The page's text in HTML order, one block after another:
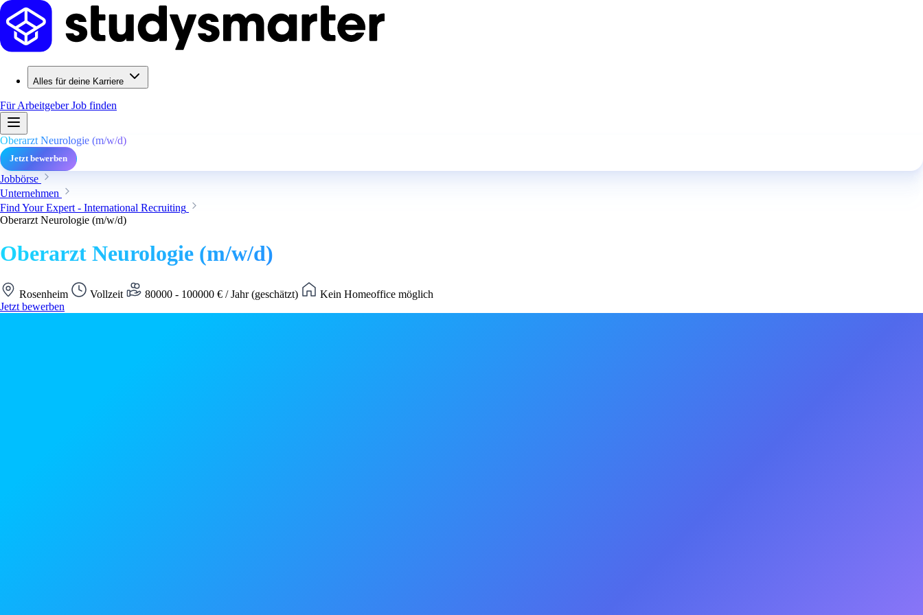
Alles für deine Karriere
Für ArbeitgeberJob finden
Oberarzt Neurologie (m/w/d)
Jetzt bewerben
Jobbörse
Unternehmen
Find Your Expert - International Recruiting
Oberarzt Neurologie (m/w/d)
Oberarzt Neurologie (m/w/d)
Rosenheim Vollzeit 80000 - 100000 € / Jahr (geschätzt)
Kein Homeoffice möglich
Jetzt bewerben